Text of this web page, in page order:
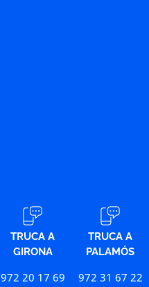
TRUCA A
GIRONA
972 20 17 69
TRUCA A
PALAMÓS
972 31 67 22